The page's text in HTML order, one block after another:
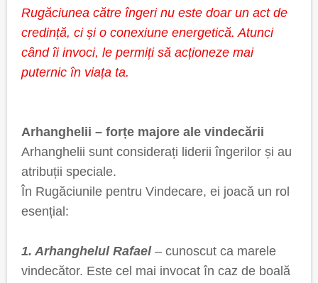
Rugăciunea către îngeri nu este doar un act de
credință, ci și o conexiune energetică. Atunci
când îi invoci, le permiți să acționeze mai
puternic în viața ta.
Arhanghelii – forțe majore ale vindecării
Arhanghelii sunt considerați liderii îngerilor și au
atribuții speciale.
În Rugăciunile pentru Vindecare, ei joacă un rol
esențial:
1. Arhanghelul Rafael – cunoscut ca marele
vindecător. Este cel mai invocat în caz de boală